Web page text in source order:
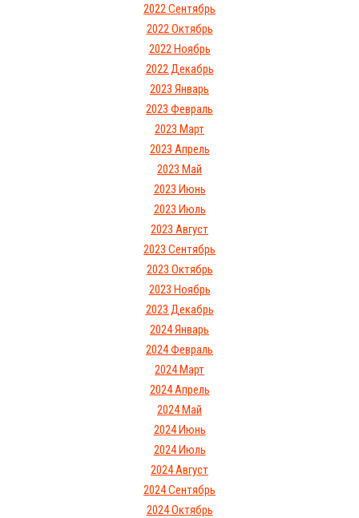
2022 Сентябрь
2022 Октябрь
2022 Ноябрь
2022 Декабрь
2023 Январь
2023 Февраль
2023 Март
2023 Апрель
2023 Май
2023 Июнь
2023 Июль
2023 Август
2023 Сентябрь
2023 Октябрь
2023 Ноябрь
2023 Декабрь
2024 Январь
2024 Февраль
2024 Март
2024 Апрель
2024 Май
2024 Июнь
2024 Июль
2024 Август
2024 Сентябрь
2024 Октябрь